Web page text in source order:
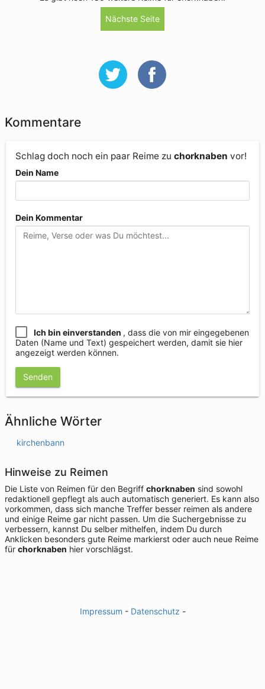
Nächste Seite
Kommentare
Schlag doch noch ein paar Reime zu chorknaben vor!
Dein Name
Dein Kommentar
Ich bin einverstanden , dass die von mir eingegebenen
Daten (Name und Text) gespeichert werden, damit sie hier
angezeigt werden können.
Senden
Ähnliche Wörter
kirchenbann
Hinweise zu Reimen
Die Liste von Reimen für den Begriff chorknaben sind sowohl
redaktionell gepflegt als auch automatisch generiert. Es kann also
vorkommen, dass sich manche Treffer besser reimen als andere
und einige Reime gar nicht passen. Um die Suchergebnisse zu
verbessern, kannst Du selber mithelfen, indem Du durch
Anklicken besonders gute Reime markierst oder auch neue Reime
für chorknaben hier vorschlägst.
Impressum - Datenschutz -